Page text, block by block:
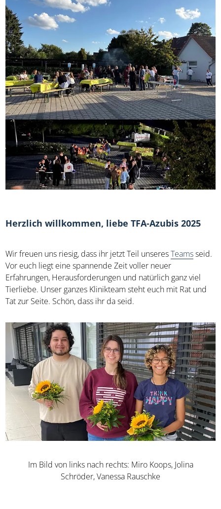
Herzlich willkommen, liebe TFA-Azubis 2025
Wir freuen uns riesig, dass ihr jetzt Teil unseres Teams seid.
Vor euch liegt eine spannende Zeit voller neuer
Erfahrungen, Herausforderungen und natürlich ganz viel
Tierliebe. Unser ganzes Klinikteam steht euch mit Rat und
Tat zur Seite. Schön, dass ihr da seid.
Im Bild von links nach rechts: Miro Koops, Jolina
Schröder, Vanessa Rauschke